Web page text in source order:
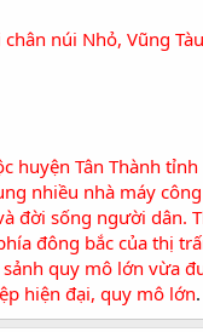
núi Nhỏ, Vũng Tàu
huyện Tân Thành tỉnh
nhiều nhà máy
đời sống người dân.
đông bắc của thị
quy mô lớn vừa
hiện đại, quy mô lớn.